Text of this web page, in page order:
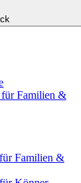
Familien &
Familien &